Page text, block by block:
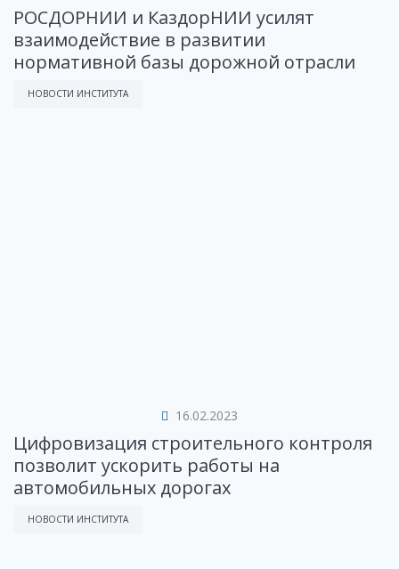
РОСДОРНИИ и КаздорНИИ усилят
взаимодействие в развитии
нормативной базы дорожной отрасли
НОВОСТИ ИНСТИТУТА
16.02.2023
Цифровизация строительного контроля
позволит ускорить работы на
автомобильных дорогах
НОВОСТИ ИНСТИТУТА